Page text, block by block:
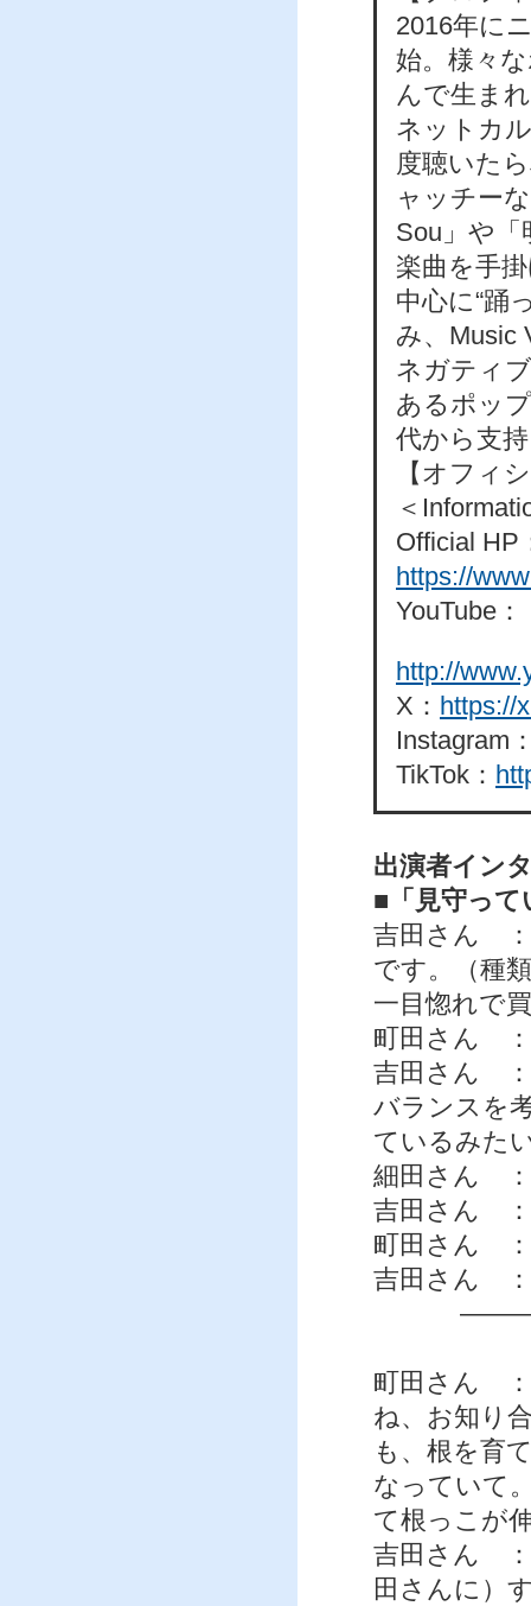
2016年に
始。様々
んで生ま
ネットカ
度聴いた
ャッチー
Sou」や
楽曲を手
中心に“踊
み、Music
ネガティ
あるポッ
代から支
【オフィ
＜
Official HP
https://
YouTube：
http://
X： https://
Instagram
TikTok：
出演者イン
■「見守っ
吉田さん ：
です。（種
一目惚れで
町田さん ：
吉田さん ：
バランスを
ているみた
細田さん ：
吉田さん ：
町田さん ：
吉田さん ：
町田さん ：
ね、お知り
も、根を育
なっていて
て根っこが
吉田さん ：
田さんに）